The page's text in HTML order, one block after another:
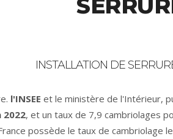
INSTALLATION DE
l'INSEE et le ministère de l'Intérieur,
2022, et un taux de 7,9 cambriolages
possède le taux de